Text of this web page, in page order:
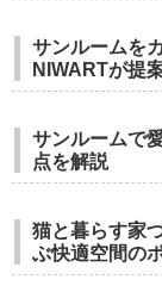
サンルームを
NIWARTが提
サンルームで
点を解説
猫と暮らす家
ぶ快適空間の